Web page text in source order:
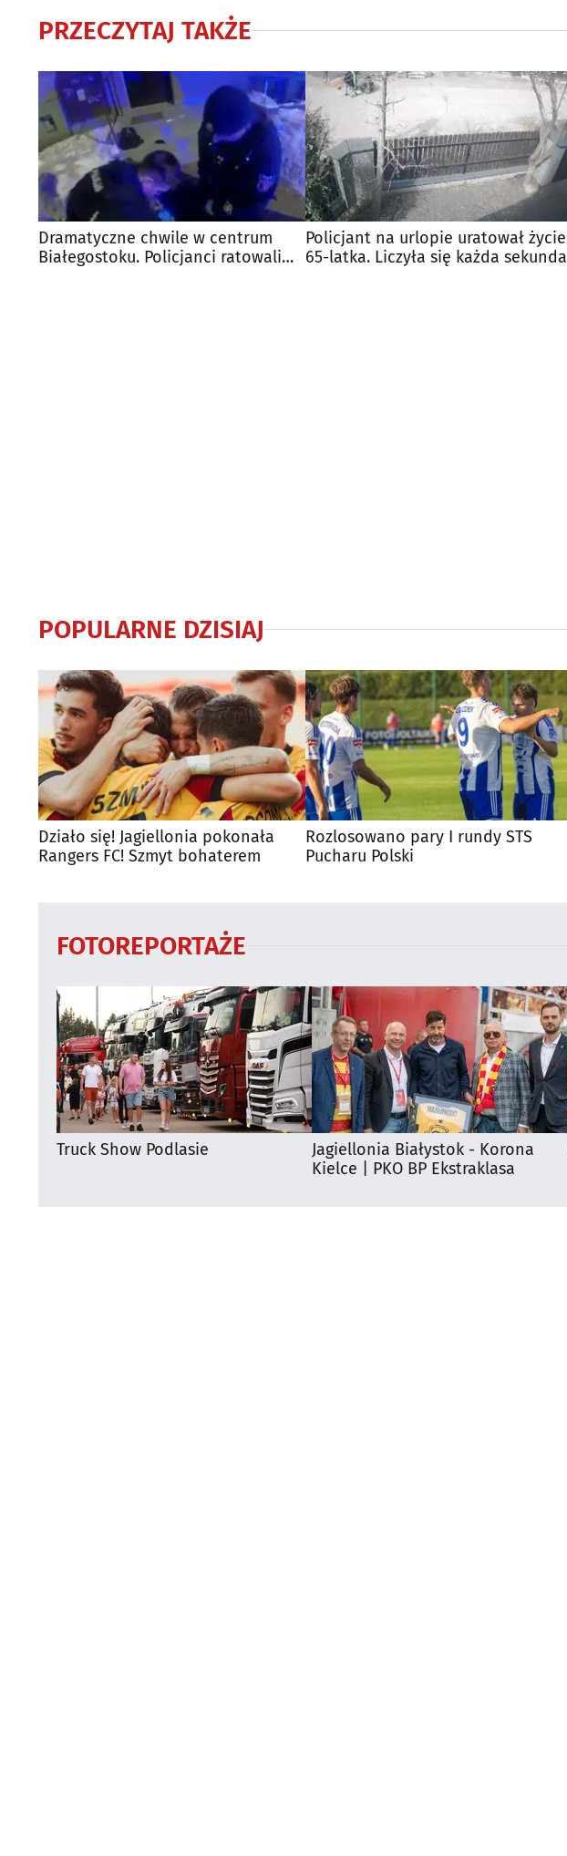
PRZECZYTAJ TAKŻE
Dramatyczne chwile w centrum
Białegostoku. Policjanci ratowali
Policjant na urlopie uratował życie
65-latka. Liczyła się każda sekunda
POPULARNE DZISIAJ
Działo się! Jagiellonia pokonała
Rangers FC! Szmyt bohaterem
Rozlosowano pary I rundy STS
Pucharu Polski
FOTOREPORTAŻE
Truck Show Podlasie
Jagiellonia Białystok - Korona
Kielce | PKO BP Ekstraklasa